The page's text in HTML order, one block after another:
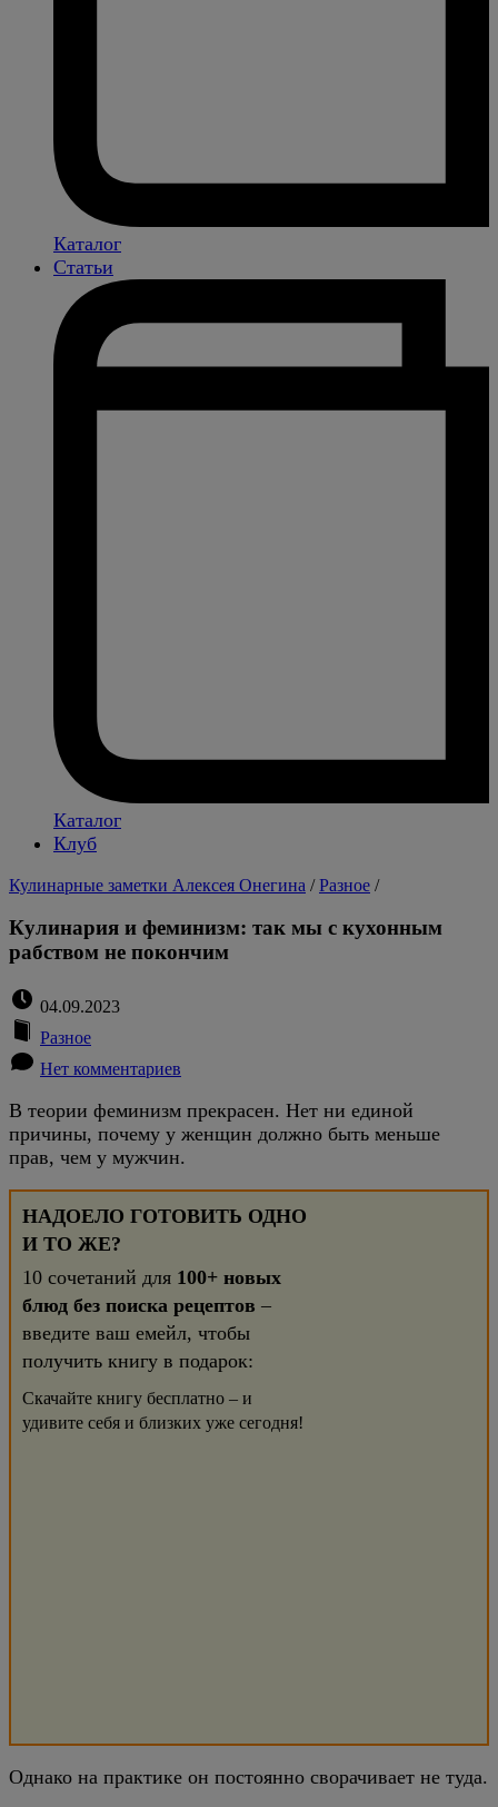
Каталог
Статьи
Каталог
Клуб
Кулинарные заметки Алексея Онегина /Разное /
Кулинария и феминизм: так мы с кухонным
рабством не покончим
04.09.2023
Разное
Нет комментариев
В теории феминизм прекрасен. Нет ни единой
причины, почему у женщин должно быть меньше
прав, чем у мужчин.
НАДОЕЛО ГОТОВИТЬ ОДНО
И ТО ЖЕ?
10 сочетаний для 100+ новых
блюд без поиска рецептов –
введите ваш емейл, чтобы
получить книгу в подарок:
Скачайте книгу бесплатно – и
удивите себя и близких уже сегодня!
Однако на практике он постоянно сворачивает не туда.